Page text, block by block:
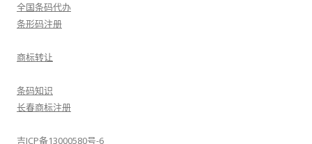
全国条码代办
条形码注册
商标转让
条码知识
长春商标注册
吉ICP备13000580号-6